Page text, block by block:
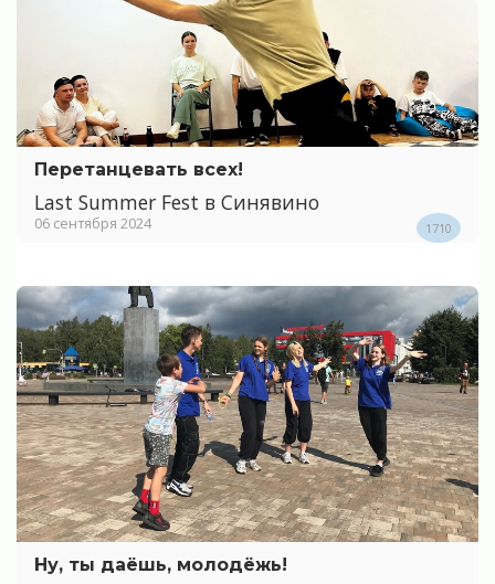
Перетанцевать всех!
Last Summer Fest в Синявино
06 сентября 2024 1710
Ну, ты даёшь, молодёжь!